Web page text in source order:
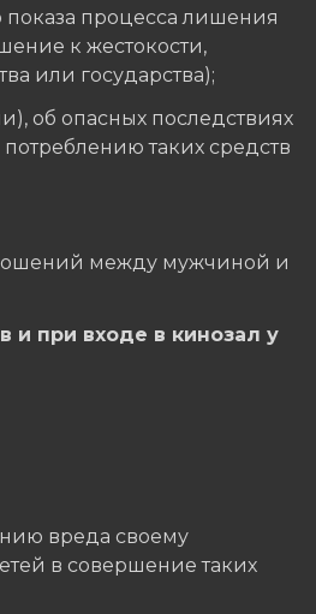
показа процесса лишения
к жестокости,
или государства);
об опасных последствиях
таких средств
между мужчиной и
и при входе в кинозал у
вреда своему
в совершение таких